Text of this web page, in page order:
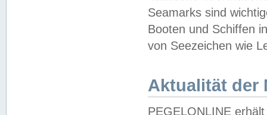
Seamarks sind
Booten und Schiffen
von Seezeichen wie
Aktualität der
PEGELONLINE